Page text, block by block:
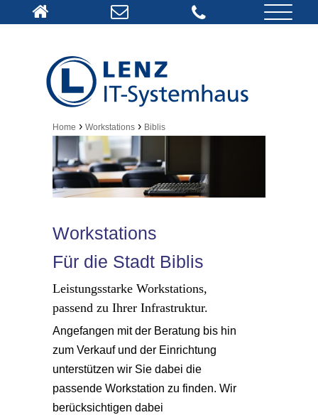
Home › Workstations › Biblis
Workstations
Für die Stadt Biblis
Leistungsstarke Workstations,
passend zu Ihrer Infrastruktur.
Angefangen mit der Beratung bis hin
zum Verkauf und der Einrichtung
unterstützen wir Sie dabei die
passende Workstation zu finden. Wir
berücksichtigen dabei